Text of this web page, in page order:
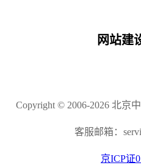
网站建
Copyright © 2006-2026 北京
客服邮箱：
京ICP证